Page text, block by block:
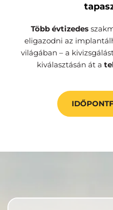
Több évtizedes
eligazodni az
világában – a
kiválasztásán át a